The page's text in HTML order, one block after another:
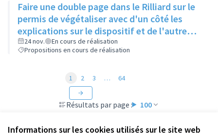
Informations sur les cookies utilisés sur le site web
Faire une double page dans le Rilliard sur le
permis de végétaliser avec d'un côté les
explications sur le dispositif et de l'autre
côté des exemples concrets de lieux à
investir
24 nov.
En cours de réalisation
Propositions en cours de réalisation
Résultats par page : 100
1 2 3 … 64